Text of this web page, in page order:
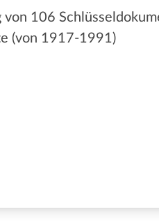
von 106
(von 1917-1991)